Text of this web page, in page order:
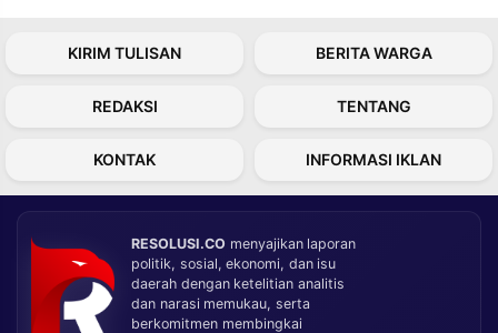
KIRIM TULISAN BERITA WARGA
REDAKSI TENTANG
KONTAK INFORMASI IKLAN
RESOLUSI.CO menyajikan laporan
politik, sosial, ekonomi, dan isu
daerah dengan ketelitian analitis
dan narasi memukau, serta
berkomitmen membingkai